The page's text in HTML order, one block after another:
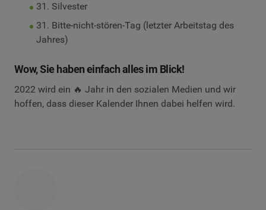
31. Silvester
31. Bitte-nicht-stören-Tag (letzter Arbeitstag des
Jahres)
Wow, Sie haben einfach alles im Blick!
2022 wird ein 🔥 Jahr in den sozialen Medien und wir
hoffen, dass dieser Kalender Ihnen dabei helfen wird.